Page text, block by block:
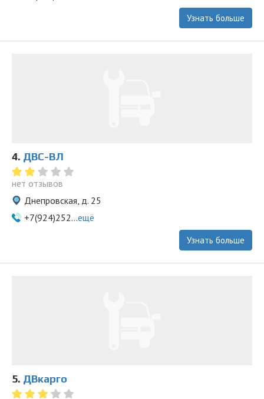
Узнать больше
4. ДВС-ВЛ
нет отзывов
Днепровская, д. 25
+7(924)252...ещё
Узнать больше
5. ДВкарго